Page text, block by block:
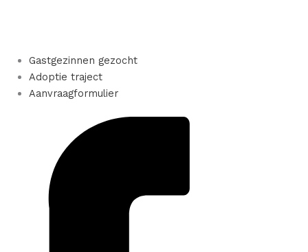
Gastgezinnen gezocht
Adoptie traject
Aanvraagformulier